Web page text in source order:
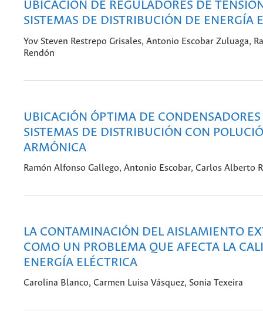
UBICACIÓN DE REGULADORES DE
SISTEMAS DE DISTRIBUCIÓN DE ENERGÍA
Yov Steven Restrepo Grisales, Antonio Escobar Zuluaga,
Rendón
UBICACIÓN ÓPTIMA DE
SISTEMAS DE DISTRIBUCIÓN CON
ARMÓNICA
Ramón Alfonso Gallego, Antonio Escobar, Carlos Alberto
LA CONTAMINACIÓN DEL AISLAMIENTO
COMO UN PROBLEMA QUE AFECTA LA
ENERGÍA ELÉCTRICA
Carolina Blanco, Carmen Luisa Vásquez, Sonia Texeira